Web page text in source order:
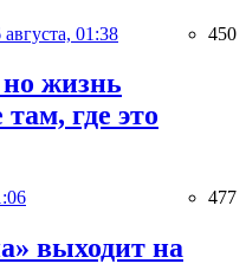
августа, 01:38 450
жизнь
где это
477
выходит на